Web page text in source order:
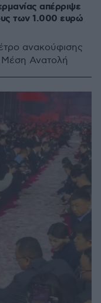
απέρριψε
των 1.000 ευρώ
ανακούφισης
Μέση Ανατολή